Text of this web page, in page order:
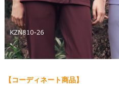
【コーディネート商品】